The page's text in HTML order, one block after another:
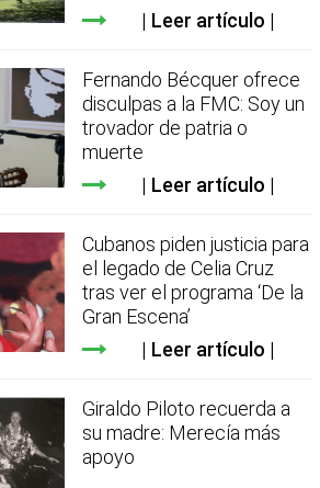
Leer artículo
Fernando Bécquer ofrece
disculpas a la FMC: Soy un
trovador de patria o
muerte
Leer artículo
Cubanos piden justicia para
el legado de Celia Cruz
tras ver el programa ‘De la
Gran Escena’
Leer artículo
Giraldo Piloto recuerda a
su madre: Merecía más
apoyo